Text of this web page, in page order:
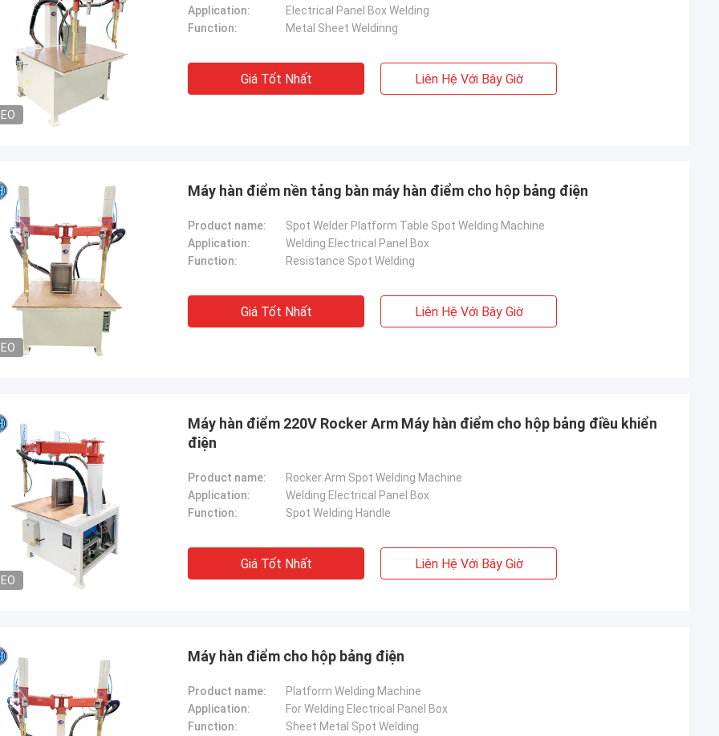
Application:
Electrical Panel Box Welding
Function:
Metal Sheet Weldinng
Giá Tốt Nhất Liên Hệ Với Bây Giờ
Máy hàn điểm nền tảng bàn máy hàn điểm cho hộp bảng điện
Product name:
Spot Welder Platform Table Spot Welding Machine
Application:
Welding Electrical Panel Box
Function:
Resistance Spot Welding
Giá Tốt Nhất Liên Hệ Với Bây Giờ
Máy hàn điểm 220V Rocker Arm Máy hàn điểm cho hộp bảng điều khiển
điện
Product name:
Rocker Arm Spot Welding Machine
Application:
Welding Electrical Panel Box
Function:
Spot Welding Handle
Giá Tốt Nhất Liên Hệ Với Bây Giờ
Máy hàn điểm cho hộp bảng điện
Product name:
Platform Welding Machine
Application:
For Welding Electrical Panel Box
Function:
Sheet Metal Spot Welding